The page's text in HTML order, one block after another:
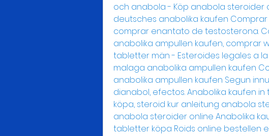
och anabola - Köp anabola
deutsches anabolika kaufen
comprar enantato de testosterona.
anabolika ampullen kaufen, comprar
tabletter män - Esteroides legales a
malaga anabolika ampullen kaufen
anabolika ampullen kaufen Segun
dianabol, efectos. Anabolika kaufen
köpa, steroid kur anleitung anabola
anabola steroider online Anabolika
tabletter köpa Roids online bestellen